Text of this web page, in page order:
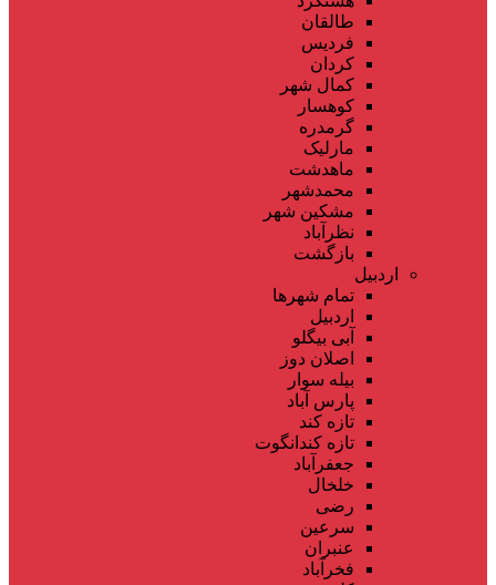
طالقان
فردیس
کردان
کمال شهر
کوهسار
گرمدره
مارلیک
ماهدشت
محمدشهر
مشکین شهر
نظرآباد
بازگشت
اردبیل
تمام شهر‌ها
اردبیل
آبی بیگلو
اصلان دوز
بیله سوار
پارس آباد
تازه کند
تازه کندانگوت
جعفرآباد
خلخال
رضی
سرعین
عنبران
فخرآباد